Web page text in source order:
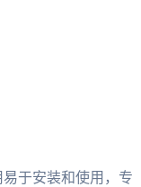
于安装和使用，专